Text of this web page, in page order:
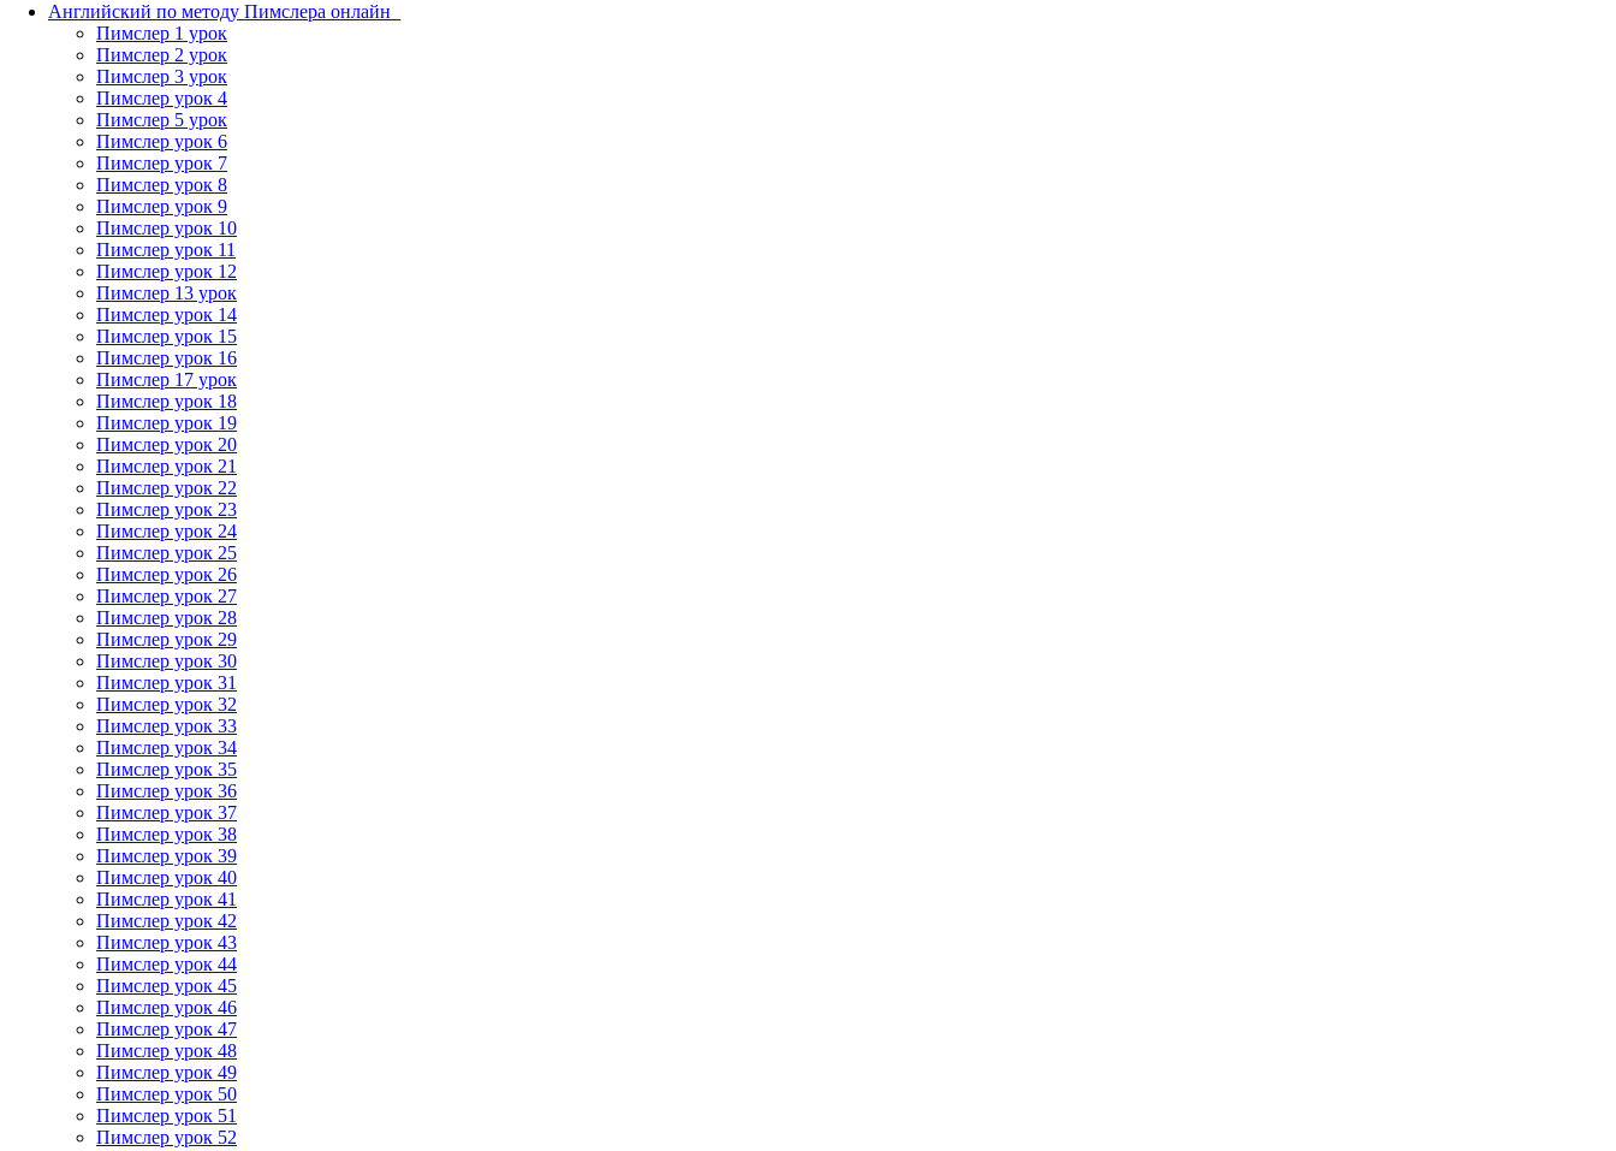
Английский по методу Пимслера онлайн_
Пимслер 1 урок
Пимслер 2 урок
Пимслер 3 урок
Пимслер урок 4
Пимслер 5 урок
Пимслер урок 6
Пимслер урок 7
Пимслер урок 8
Пимслер урок 9
Пимслер урок 10
Пимслер урок 11
Пимслер урок 12
Пимслер 13 урок
Пимслер урок 14
Пимслер урок 15
Пимслер урок 16
Пимслер 17 урок
Пимслер урок 18
Пимслер урок 19
Пимслер урок 20
Пимслер урок 21
Пимслер урок 22
Пимслер урок 23
Пимслер урок 24
Пимслер урок 25
Пимслер урок 26
Пимслер урок 27
Пимслер урок 28
Пимслер урок 29
Пимслер урок 30
Пимслер урок 31
Пимслер урок 32
Пимслер урок 33
Пимслер урок 34
Пимслер урок 35
Пимслер урок 36
Пимслер урок 37
Пимслер урок 38
Пимслер урок 39
Пимслер урок 40
Пимслер урок 41
Пимслер урок 42
Пимслер урок 43
Пимслер урок 44
Пимслер урок 45
Пимслер урок 46
Пимслер урок 47
Пимслер урок 48
Пимслер урок 49
Пимслер урок 50
Пимслер урок 51
Пимслер урок 52